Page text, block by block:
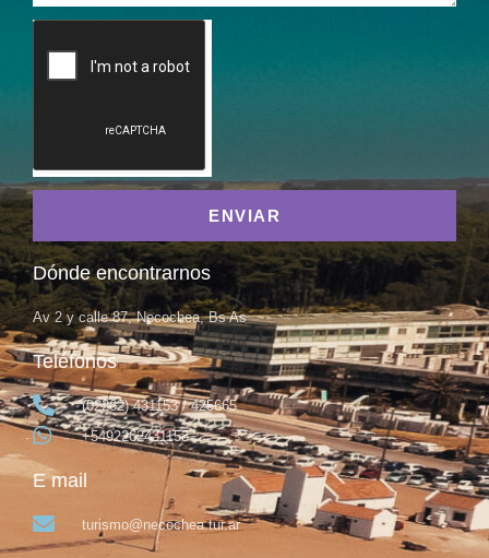
ENVIAR
Dónde encontrarnos
Av 2 y calle 87, Necochea, Bs As
Teléfonos
(02262) 431153 / 425665
+5492262431153
E mail
turismo@necochea.tur.ar